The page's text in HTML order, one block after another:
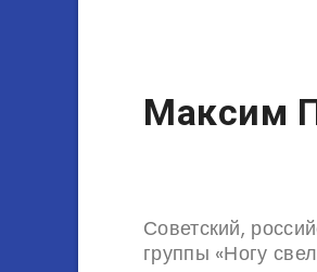
Максим
Советский,
группы «Ногу